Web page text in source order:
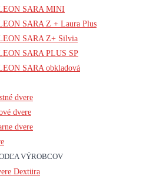
SARA MINI
SARA Z + Laura Plus
SARA Z+ Silvia
SARA PLUS SP
SARA obkladová
dvere
dvere
dvere
VÝROBCOV
Dextüra